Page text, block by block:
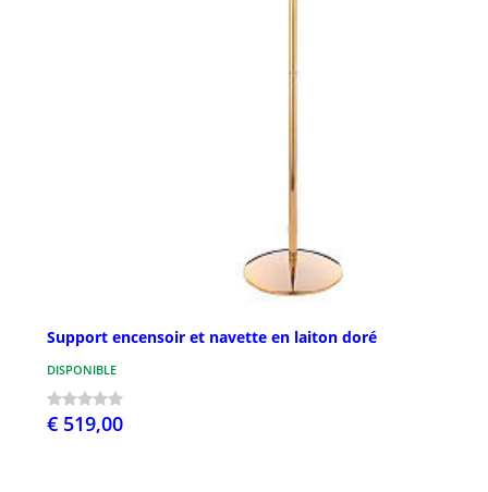
Support encensoir et navette en laiton doré
DISPONIBLE
€ 519,00